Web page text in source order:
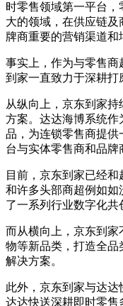
时零售领域第一平台
大的领域，在供应链
牌商重要的营销渠道和
事实上，作为与零售
到家一直致力于深耕打
从纵向上，京东到家
方案。达达海博系统作
品，为连锁零售商提
台与实体零售商和品牌
目前，京东到家已经
和许多头部商超例如
了一系列行业数字化共
而从横向上，京东到
物等新品类，打造全
解决方案。
此外，京东到家与达达
达达快送深耕即时零